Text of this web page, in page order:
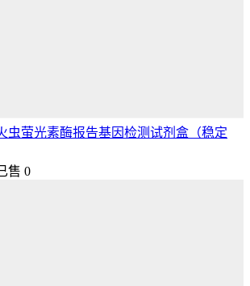
虫萤光素酶报告基因检测试剂盒（稳定
售 0